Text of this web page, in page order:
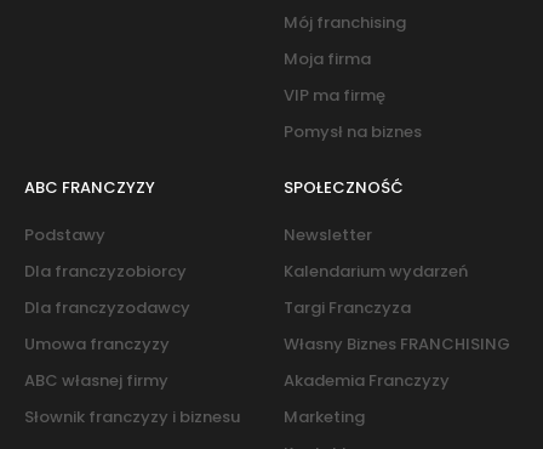
Mój franchising
Moja firma
VIP ma firmę
Pomysł na biznes
ABC FRANCZYZY
Podstawy
Dla franczyzobiorcy
Dla franczyzodawcy
Umowa franczyzy
ABC własnej firmy
Słownik franczyzy i biznesu
SPOŁECZNOŚĆ
Newsletter
Kalendarium wydarzeń
Targi Franczyza
Własny Biznes FRANCHISING
Akademia Franczyzy
Marketing